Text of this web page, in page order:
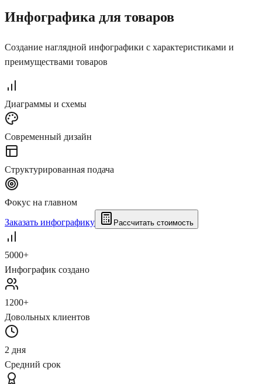
Инфографика для товаров
Создание наглядной инфографики с характеристиками и
преимуществами товаров
Диаграммы и схемы
Современный дизайн
Структурированная подача
Фокус на главном
Заказать инфографику
Рассчитать стоимость
5000+
Инфографик создано
1200+
Довольных клиентов
2 дня
Средний срок